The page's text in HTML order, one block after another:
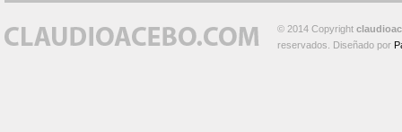
© 2014 Copyright
reservados. Diseñado por